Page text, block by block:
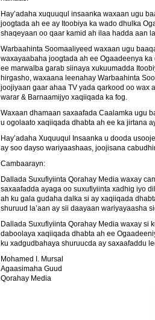
Hay’adaha xuquuqul insaanka waxaan ugu
joogtada ah ee ay Itoobiya ka wado dhulka
shaqeyaan oo qaar kamid ah ilaa hadda aan
Warbaahinta Soomaaliyeed waxaan ugu
waxayaabaha joogtada ah ee Ogaadeenya
ee marwalba garab siinaya xukuumadda
hirgasho, waxaana leenahay Warbaahinta
joojiyaan gaar ahaa TV yada qarkood oo wax
warar & Barnaamijyo xaqiiqada ka fog.
Waxaan dhamaan saxaafada Caalamka ugu
u ogolaato xaqiiqada dhabta ah ee ka jirtana
Hay’adaha Xuquuqul Insaanka u dooda
ay soo dayso wariyaashaas, joojisana
Cambaarayn:
Dallada Suxufiyiinta Qorahay Media waxay
saxaafadda ayaga oo suxufiyiinta xadhig iyo
ah ku gala gudaha dalka si ay xaqiiqada
shuruud la’aan ay sii daayaan wariyayaasha
Dallada Suxufiyiinta Qorahay Media waxay si
daboolaya xaqiiqada dhabta ah ee
ku xadgudbahaya shuruucda ay saxaafaddu
Mohamed I. Mursal
Agaasimaha Guud
Qorahay Media